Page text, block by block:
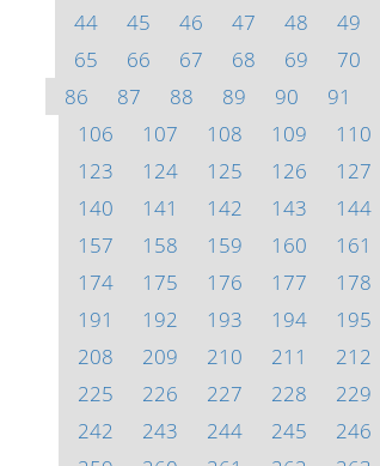
44
45 46 47 48 49
65
66 67 68 69 70
86
87 88 89 90 91
106
107 108 109 110
123
124 125 126 127
140
141 142 143 144
157
158 159 160 161
174
175 176 177 178
191
192 193 194 195
208
209 210 211 212
225
226 227 228 229
242
243 244 245 246